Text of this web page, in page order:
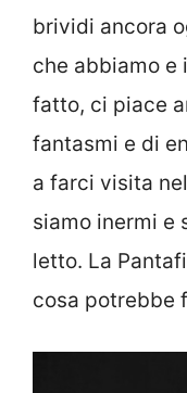
brividi ancora
che abbiamo e
fatto, ci piace
fantasmi e di
a farci visita
siamo inermi e
letto. La
cosa potrebbe